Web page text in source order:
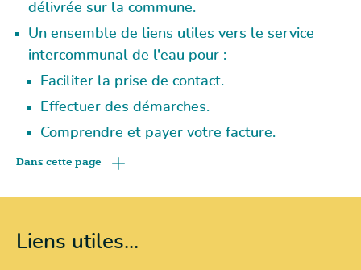
délivrée sur la commune.
Un ensemble de liens utiles vers le service
intercommunal de l'eau pour :
Faciliter la prise de contact.
Effectuer des démarches.
Comprendre et payer votre facture.
Dans cette page
Liens utiles...